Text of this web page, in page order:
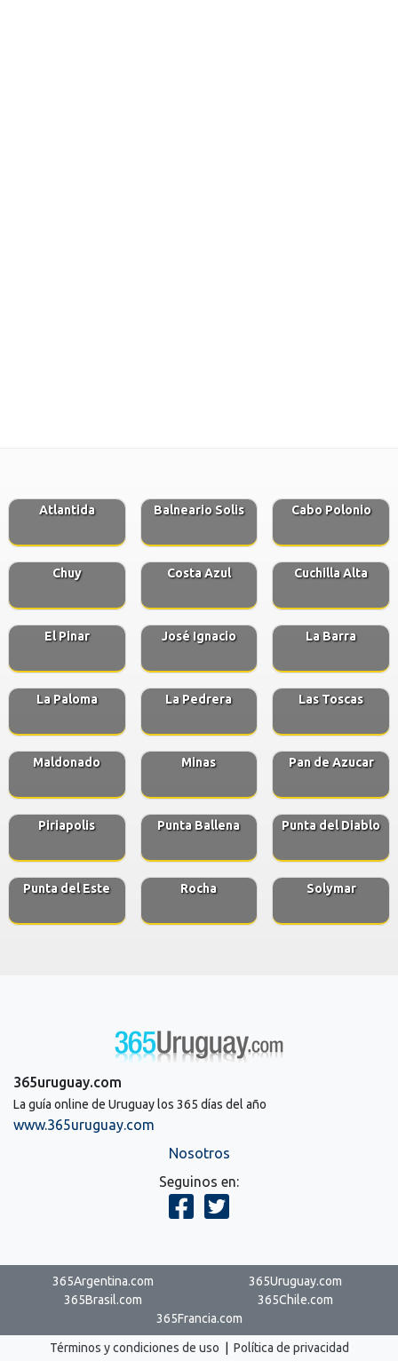
Atlantida Balneario Solis Cabo Polonio
Chuy Costa Azul Cuchilla Alta
El Pinar José Ignacio La Barra
La Paloma La Pedrera Las Toscas
Maldonado Minas Pan de Azucar
Piriapolis Punta Ballena Punta del Diablo
Punta del Este Rocha Solymar
365uruguay.com
La guía online de Uruguay los 365 días del año
www.365uruguay.com
Nosotros
Seguinos en:
365Argentina.com
365Uruguay.com
365Brasil.com
365Chile.com
365Francia.com
Términos y condiciones de uso Política de privacidad